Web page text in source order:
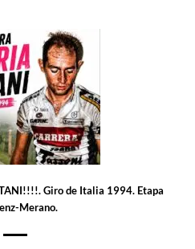
Giro de Italia 1994. Etapa
Merano.